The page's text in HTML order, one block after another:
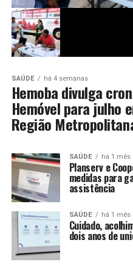
SAÚDE há 4 semanas
Hemoba divulga
Hemóvel para julho
Região
SAÚDE há 1 mês
Planserv e
medidas para
assistência
SAÚDE há 1 mês
Cuidado,
dois anos de